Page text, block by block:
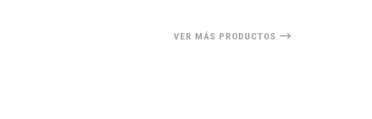
VER MÁS PRODUCTOS